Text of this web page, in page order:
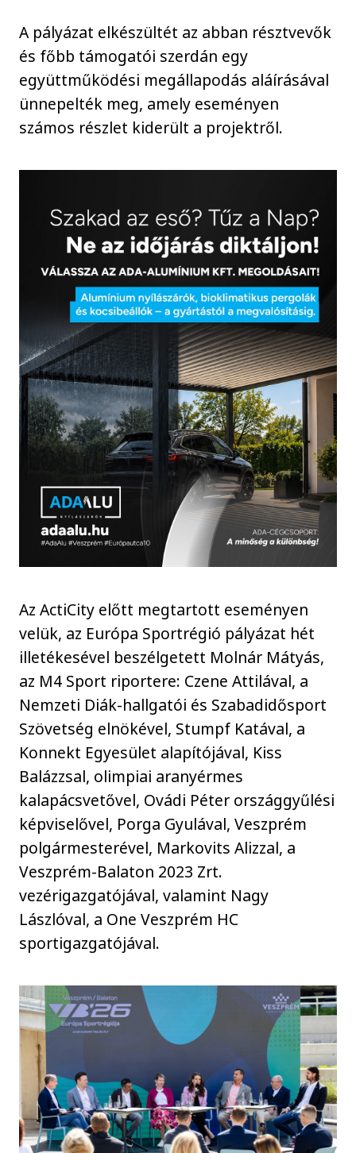
A pályázat elkészültét az abban résztvevők
és főbb támogatói szerdán egy
együttműködési megállapodás aláírásával
ünnepelték meg, amely eseményen
számos részlet kiderült a projektről.
Az ActiCity előtt megtartott eseményen
velük, az Európa Sportrégió pályázat hét
illetékesével beszélgetett Molnár Mátyás,
az M4 Sport riportere: Czene Attilával, a
Nemzeti Diák-hallgatói és Szabadidősport
Szövetség elnökével, Stumpf Katával, a
Konnekt Egyesület alapítójával, Kiss
Balázzsal, olimpiai aranyérmes
kalapácsvetővel, Ovádi Péter országgyűlési
képviselővel, Porga Gyulával, Veszprém
polgármesterével, Markovits Alizzal, a
Veszprém-Balaton 2023 Zrt.
vezérigazgatójával, valamint Nagy
Lászlóval, a One Veszprém HC
sportigazgatójával.